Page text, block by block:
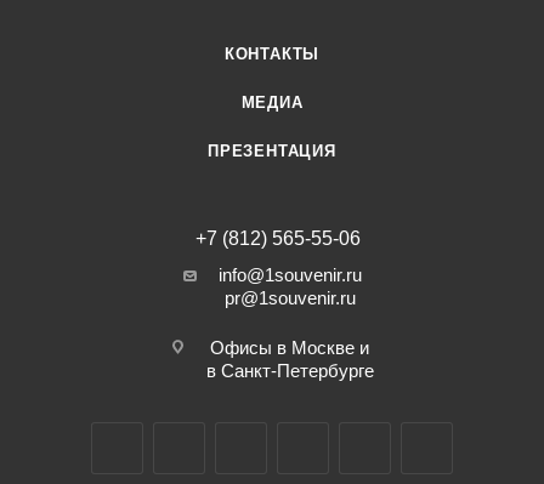
КОНТАКТЫ
МЕДИА
ПРЕЗЕНТАЦИЯ
+7 (812) 565-55-06
info@1souvenir.ru
pr@1souvenir.ru
Офисы в Москве и
в Санкт-Петербурге